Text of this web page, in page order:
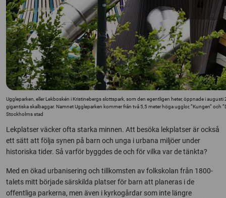
Uggleparken, eller Lekboskén i Kristinebergs slottspark, som den egentligen heter, öppnade i
gigantiska skalbaggar. Namnet Uggleparken kommer från två 5,5 meter höga ugglor, ”Kungen”
Stockholms stad
Lekplatser väcker ofta starka minnen. Att besöka lekplatser är också
ett sätt att följa synen på barn och unga i urbana miljöer under
historiska tider. Så varför byggdes de och för vilka var de tänkta?
Med en ökad urbanisering och tillkomsten av folkskolan från 1800-
talets mitt började särskilda platser för barn att planeras i de
offentliga parkerna, men även i kyrkogårdar som inte längre